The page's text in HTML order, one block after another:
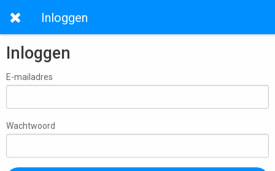
Inloggen
Inloggen
E-mailadres
Wachtwoord